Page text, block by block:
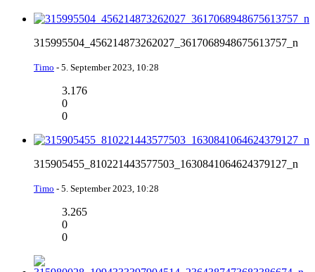
315995504_456214873262027_3617068948675613757_n
Timo - 5. September 2023, 10:28
3.176
0
0
315905455_810221443577503_1630841064624379127_n
Timo - 5. September 2023, 10:28
3.265
0
0